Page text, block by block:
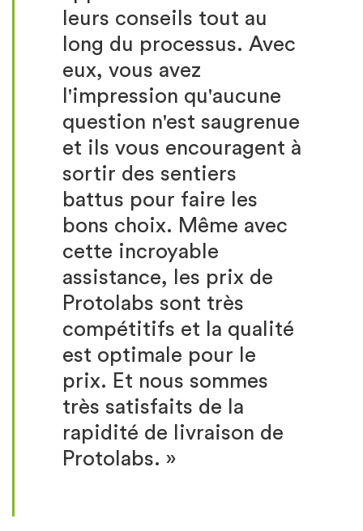
leurs conseils tout au
long du processus. Avec
eux, vous avez
l'impression qu'aucune
question n'est saugrenue
et ils vous encouragent à
sortir des sentiers
battus pour faire les
bons choix. Même avec
cette incroyable
assistance, les prix de
Protolabs sont très
compétitifs et la qualité
est optimale pour le
prix. Et nous sommes
très satisfaits de la
rapidité de livraison de
Protolabs. »